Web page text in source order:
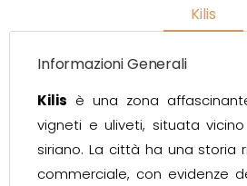
Kilis
Informazioni Generali
Kilis è una zona
vigneti e uliveti, situata
siriano. La città ha una storia
commerciale, con evidenze